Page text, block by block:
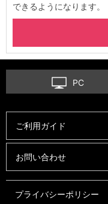
できるようになります。
PC
ご利用ガイド
お問い合わせ
プライバシーポリシー